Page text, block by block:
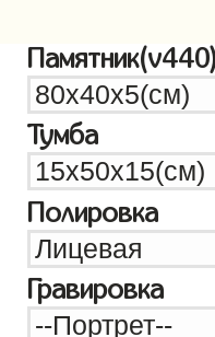
Тумба
Полировка
Гравировка